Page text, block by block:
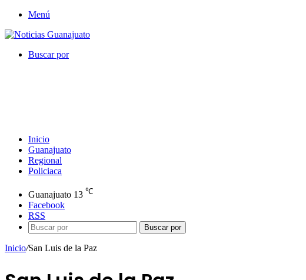
Menú
Buscar por
Inicio
Guanajuato
Regional
Policiaca
Guanajuato 13 ℃
Facebook
RSS
Buscar por
Inicio/San Luis de la Paz